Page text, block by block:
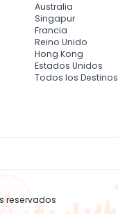
Australia
Singapur
Francia
Reino Unido
Hong Kong
Estados Unidos
Todos los Destinos
reservados